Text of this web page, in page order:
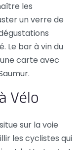
les
un verre de
Le bar à vin du
carte avec
Vélo
sur la voie
les cyclistes qui